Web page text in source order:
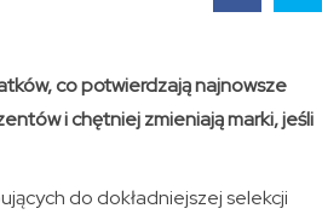
co potwierdzają najnowsze
i chętniej zmieniają marki, jeśli
do dokładniejszej selekcji